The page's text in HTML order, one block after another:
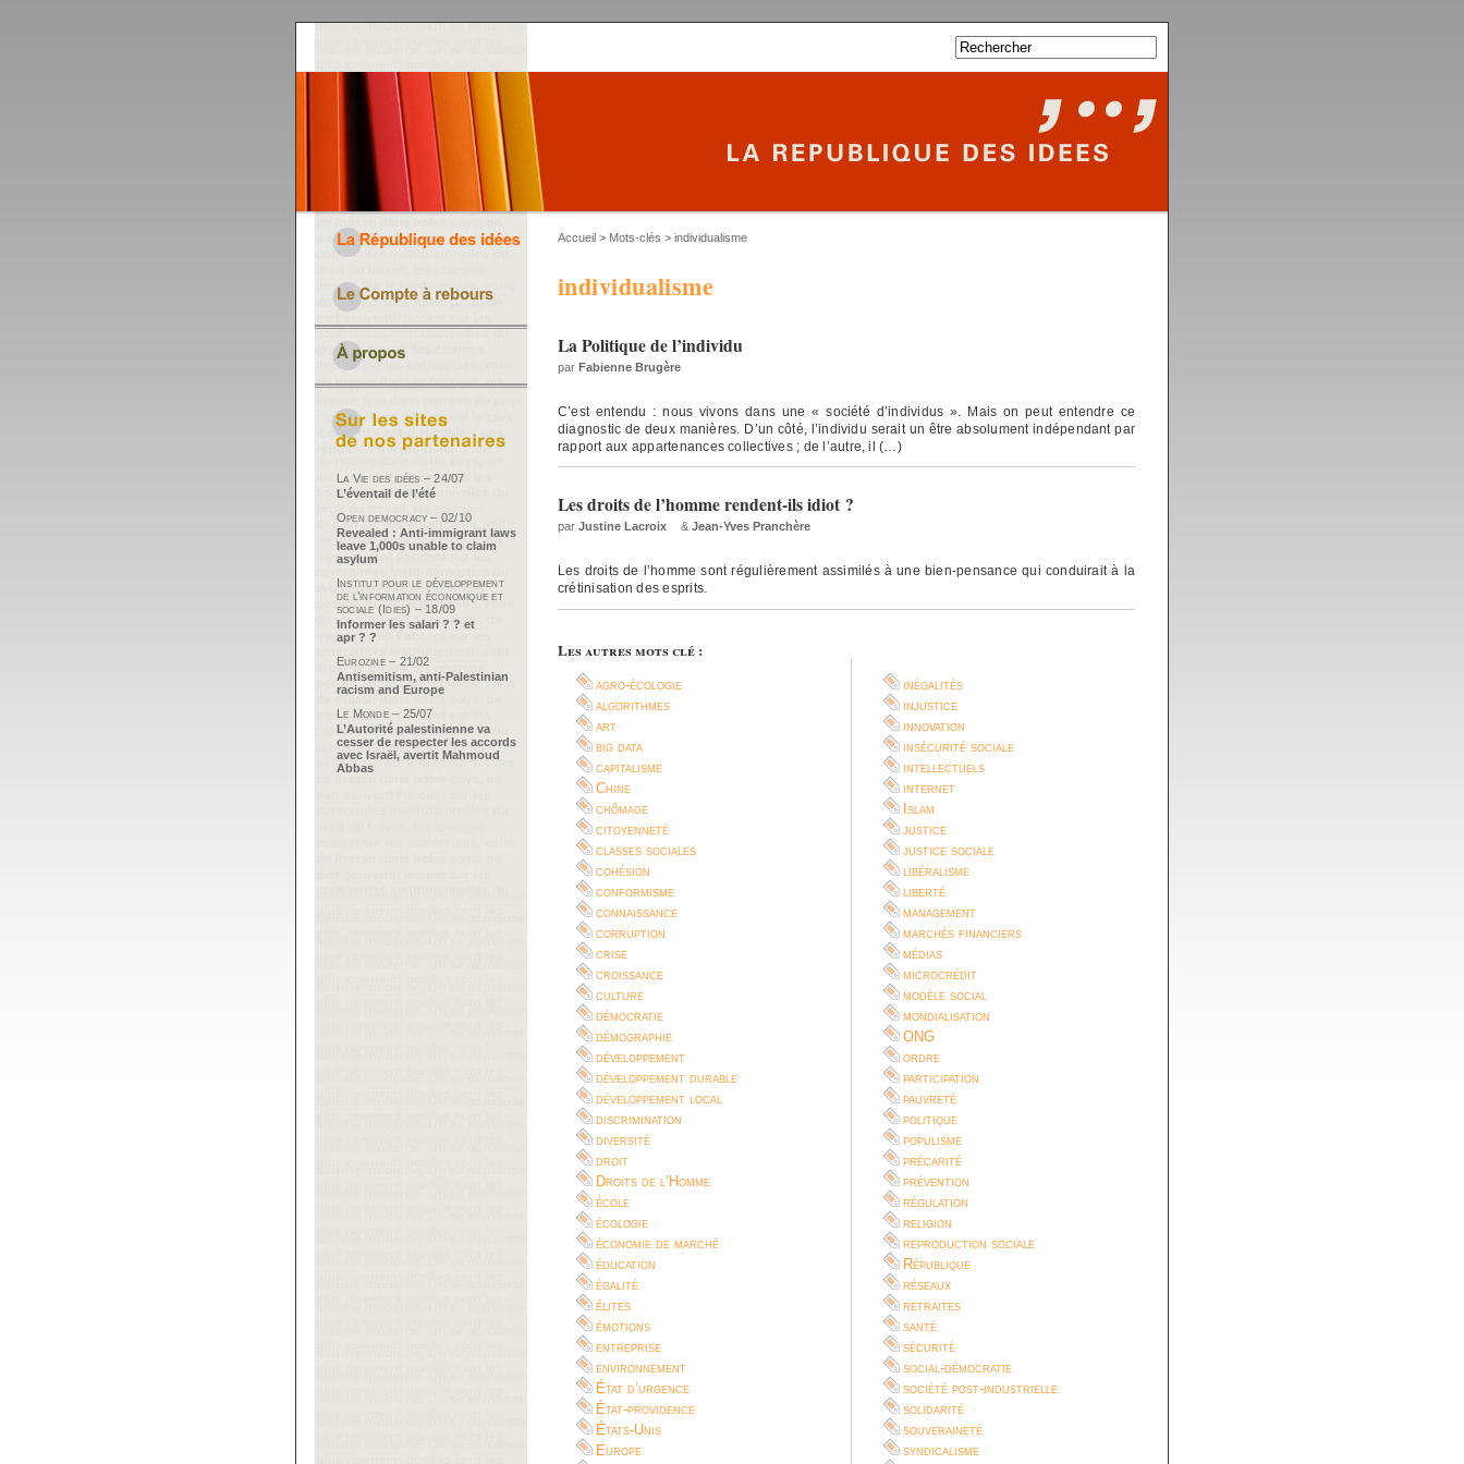
Accueil > Mots-clés > individualisme
individualisme
La Politique de l’individu
par Fabienne Brugère
C’est entendu : nous vivons dans une « société d’individus ». Mais on peut entendre ce
diagnostic de deux manières. D’un côté, l’individu serait un être absolument indépendant par
rapport aux appartenances collectives ; de l’autre, il (…)
Les droits de l’homme rendent-ils idiot ?
par Justine Lacroix & Jean-Yves Pranchère
Les droits de l’homme sont régulièrement assimilés à une bien-pensance qui conduirait à la
crétinisation des esprits.
Les autres mots clé :
agro-écologie
algorithmes
art
big data
capitalisme
Chine
chômage
citoyenneté
classes sociales
cohésion
conformisme
connaissance
corruption
crise
croissance
culture
démocratie
démographie
développement
développement durable
développement local
discrimination
diversité
droit
Droits de l’Homme
école
écologie
économie de marché
éducation
égalité
élites
émotions
entreprise
environnement
État d’urgence
État-providence
États-Unis
Europe
inégalités
injustice
innovation
insécurité sociale
intellectuels
internet
Islam
justice
justice sociale
libéralisme
liberté
management
marchés financiers
médias
microcrédit
modèle social
mondialisation
ONG
ordre
participation
pauvreté
politique
populisme
précarité
prévention
régulation
religion
reproduction sociale
République
réseaux
retraites
santé
sécurité
social-démocratie
société post-industrielle
solidarité
souveraineté
syndicalisme
La Vie des idées – 24/07
L’éventail de l’été
Open democracy – 02/10
Revealed : Anti-immigrant laws
leave 1,000s unable to claim
asylum
Institut pour le développement
de l’information économique et
sociale (Idies) – 18/09
Informer les salari ? ? et
apr ? ?
Eurozine – 21/02
Antisemitism, anti-Palestinian
racism and Europe
Le Monde – 25/07
L’Autorité palestinienne va
cesser de respecter les accords
avec Israël, avertit Mahmoud
Abbas